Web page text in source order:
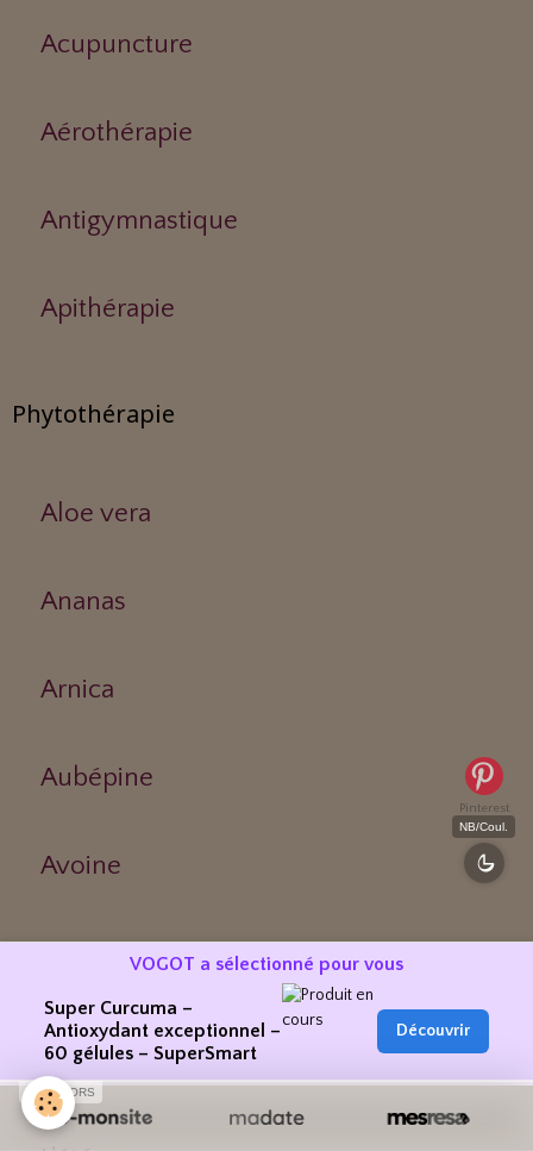
Acupuncture
Aérothérapie
Antigymnastique
Apithérapie
Phytothérapie
Aloe vera
Ananas
Arnica
Aubépine
Avoine
Thématique mensuelle
Mai, mois du muguet
Pinterest
NB/Coul.
VOGOT a sélectionné pour vous
Super Curcuma –
Antioxydant exceptionnel –
60 gélules – SuperSmart
Découvrir
SPONSORS